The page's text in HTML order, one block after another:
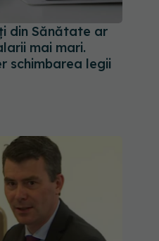
din Sănătate ar
mai mari.
schimbarea legii